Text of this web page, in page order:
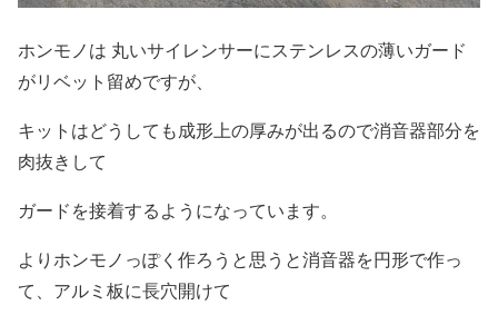
ホンモノは 丸いサイレンサーにステンレスの薄いガード
がリベット留めですが、
キットはどうしても成形上の厚みが出るので消音器部分を
肉抜きして
ガードを接着するようになっています。
よりホンモノっぽく作ろうと思うと消音器を円形で作っ
て、アルミ板に長穴開けて